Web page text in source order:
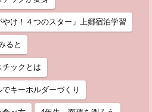
け！４つのスター」上郷宿泊学習
ると
ックとは
キーホルダーづくり